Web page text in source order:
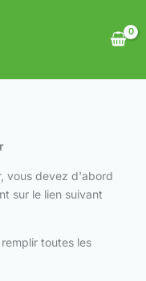
vous devez d'abord
sur le lien suivant
toutes les